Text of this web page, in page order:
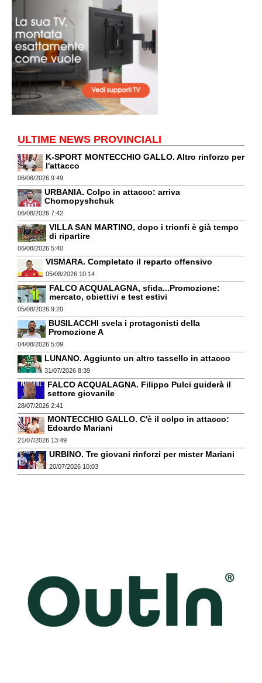
ULTIME NEWS PROVINCIALI
K-SPORT MONTECCHIO GALLO. Altro rinforzo per
l'attacco
06/08/2026 9:49
URBANIA. Colpo in attacco: arriva
Chornopyshchuk
06/08/2026 7:42
VILLA SAN MARTINO, dopo i trionfi è già tempo
di ripartire
06/08/2026 5:40
VISMARA. Completato il reparto offensivo
05/08/2026 10:14
FALCO ACQUALAGNA, sfida...Promozione:
mercato, obiettivi e test estivi
05/08/2026 9:20
BUSILACCHI svela i protagonisti della
Promozione A
04/08/2026 5:09
LUNANO. Aggiunto un altro tassello in attacco
31/07/2026 8:39
FALCO ACQUALAGNA. Filippo Pulci guiderà il
settore giovanile
28/07/2026 2:41
MONTECCHIO GALLO. C'è il colpo in attacco:
Edoardo Mariani
21/07/2026 13:49
URBINO. Tre giovani rinforzi per mister Mariani
20/07/2026 10:03